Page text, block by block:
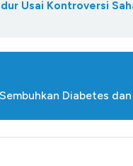
Usai Kontroversi
Diabetes